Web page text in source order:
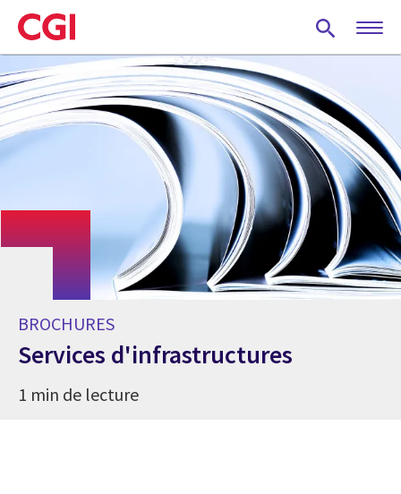
Skip
to
main
content
BROCHURES
Services d'infrastructures
1 min de lecture